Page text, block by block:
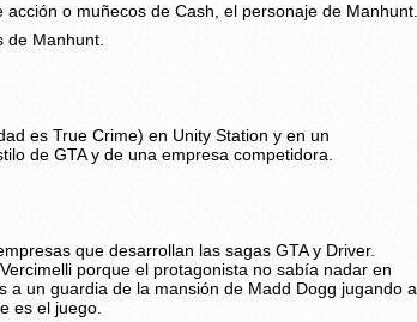
o muñecos de Cash, el personaje de Manhunt.
de Manhunt.
es True Crime) en Unity Station y en un
de GTA y de una empresa competidora.
que desarrollan las sagas GTA y Driver.
porque el protagonista no sabía nadar en
a un guardia de la mansión de Madd Dogg jugando a
es el juego.